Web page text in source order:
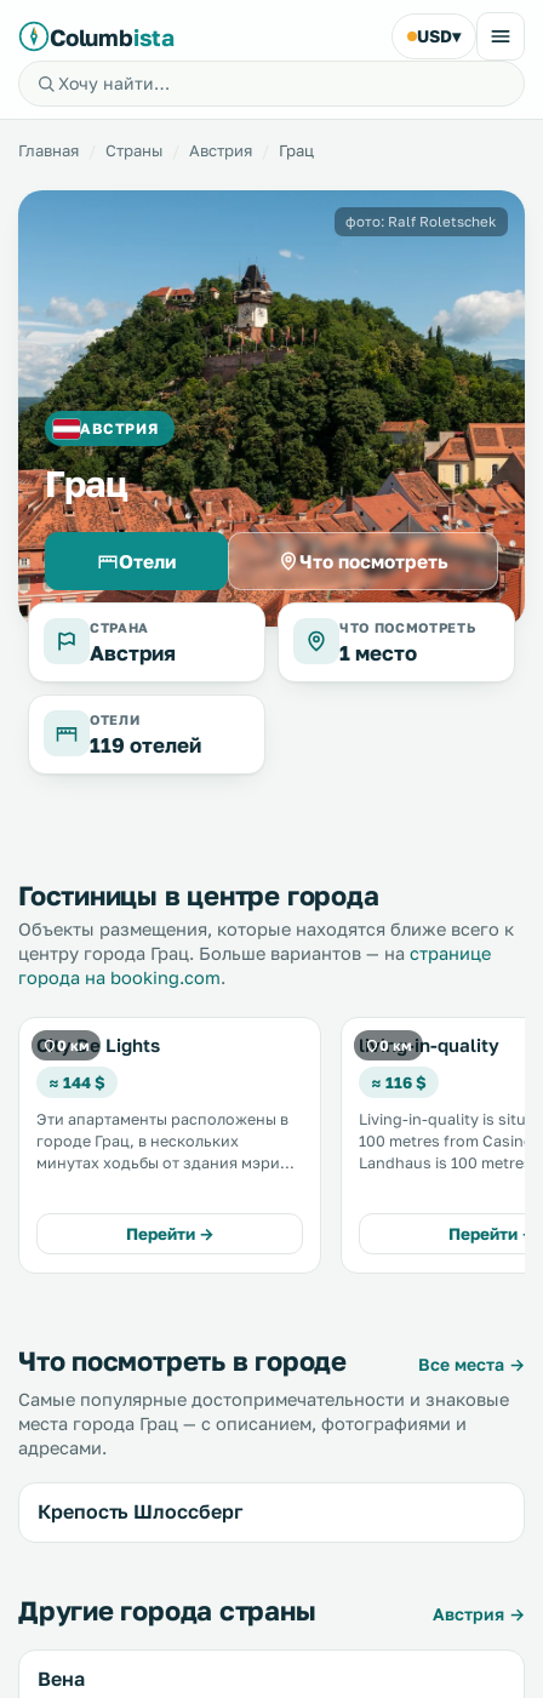
Columbista USD▾
Главная Страны Австрия Грац
АВСТРИЯ
Грац
Отели Что посмотреть
фото: Ralf Roletschek
СТРАНА
Австрия
ЧТО ПОСМОТРЕТЬ
1 место
ОТЕЛИ
119 отелей
Гостиницы в центре города
Объекты размещения, которые находятся ближе всего к
центру города Грац. Больше вариантов — на странице
города на booking.com.
0 км
City De Lights
≈ 144 $
Эти апартаменты расположены в
городе Грац, в нескольких
минутах ходьбы от здания мэрии.
открывается вид на город. К
услугам гостей бесплатный Wi-Fi. .
Перейти →
0 км
living-in-quality
≈ 116 $
Living-in-quality is
100 metres from Casino Graz.
Landhaus is 100 metres
dining area and/or
Перейти →
Что посмотреть в городе
Все места →
Самые популярные достопримечательности и знаковые
места города Грац — с описанием, фотографиями и
адресами.
Крепость Шлоссберг
Другие города страны Австрия →
Вена